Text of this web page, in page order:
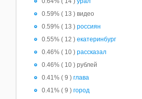
0.59% ( 13 ) видео
0.59% ( 13 ) россиян
0.55% ( 12 ) екатеринбург
0.46% ( 10 ) рассказал
0.46% ( 10 ) рублей
0.41% ( 9 ) глава
0.41% ( 9 ) город